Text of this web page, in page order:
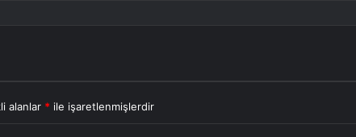
alanlar * ile işaretlenmişlerdir